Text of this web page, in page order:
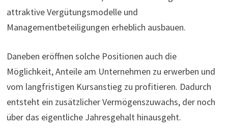
attraktive Vergütungsmodelle und
Managementbeteiligungen erheblich ausbauen.
Daneben eröffnen solche Positionen auch die
Möglichkeit, Anteile am Unternehmen zu erwerben und
vom langfristigen Kursanstieg zu profitieren. Dadurch
entsteht ein zusätzlicher Vermögenszuwachs, der noch
über das eigentliche Jahresgehalt hinausgeht.